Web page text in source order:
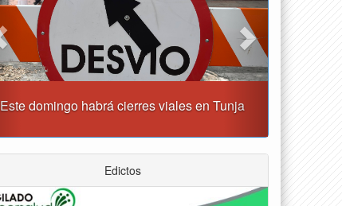
albergará el Simposio Regional en Asfixia
Edictos